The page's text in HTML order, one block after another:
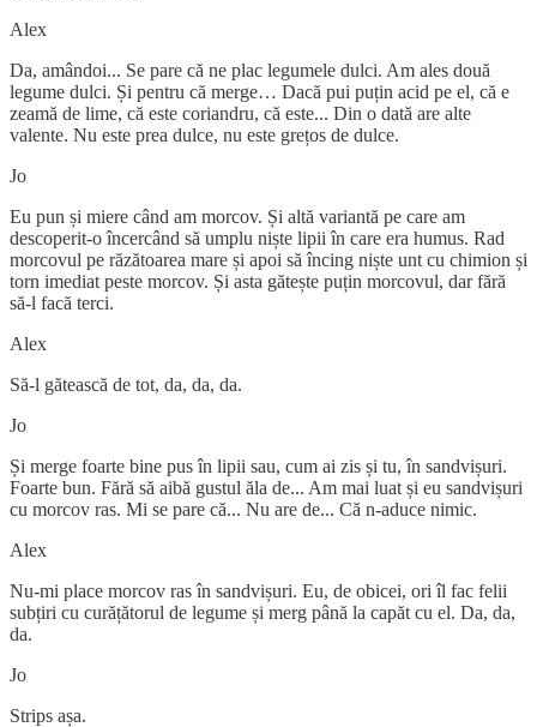
Alex
Da, amândoi... Se pare că ne plac legumele dulci. Am ales două
legume dulci. Și pentru că merge… Dacă pui puțin acid pe el, că e
zeamă de lime, că este coriandru, că este... Din o dată are alte
valente. Nu este prea dulce, nu este grețos de dulce.
Jo
Eu pun și miere când am morcov. Și altă variantă pe care am
descoperit-o încercând să umplu niște lipii în care era humus. Rad
morcovul pe răzătoarea mare și apoi să încing niște unt cu chimion și
torn imediat peste morcov. Și asta gătește puțin morcovul, dar fără
să-l facă terci.
Alex
Să-l gătească de tot, da, da, da.
Jo
Și merge foarte bine pus în lipii sau, cum ai zis și tu, în sandvișuri.
Foarte bun. Fără să aibă gustul ăla de... Am mai luat și eu sandvișuri
cu morcov ras. Mi se pare că... Nu are de... Că n-aduce nimic.
Alex
Nu-mi place morcov ras în sandvișuri. Eu, de obicei, ori îl fac felii
subțiri cu curățătorul de legume și merg până la capăt cu el. Da, da,
da.
Jo
Strips așa.